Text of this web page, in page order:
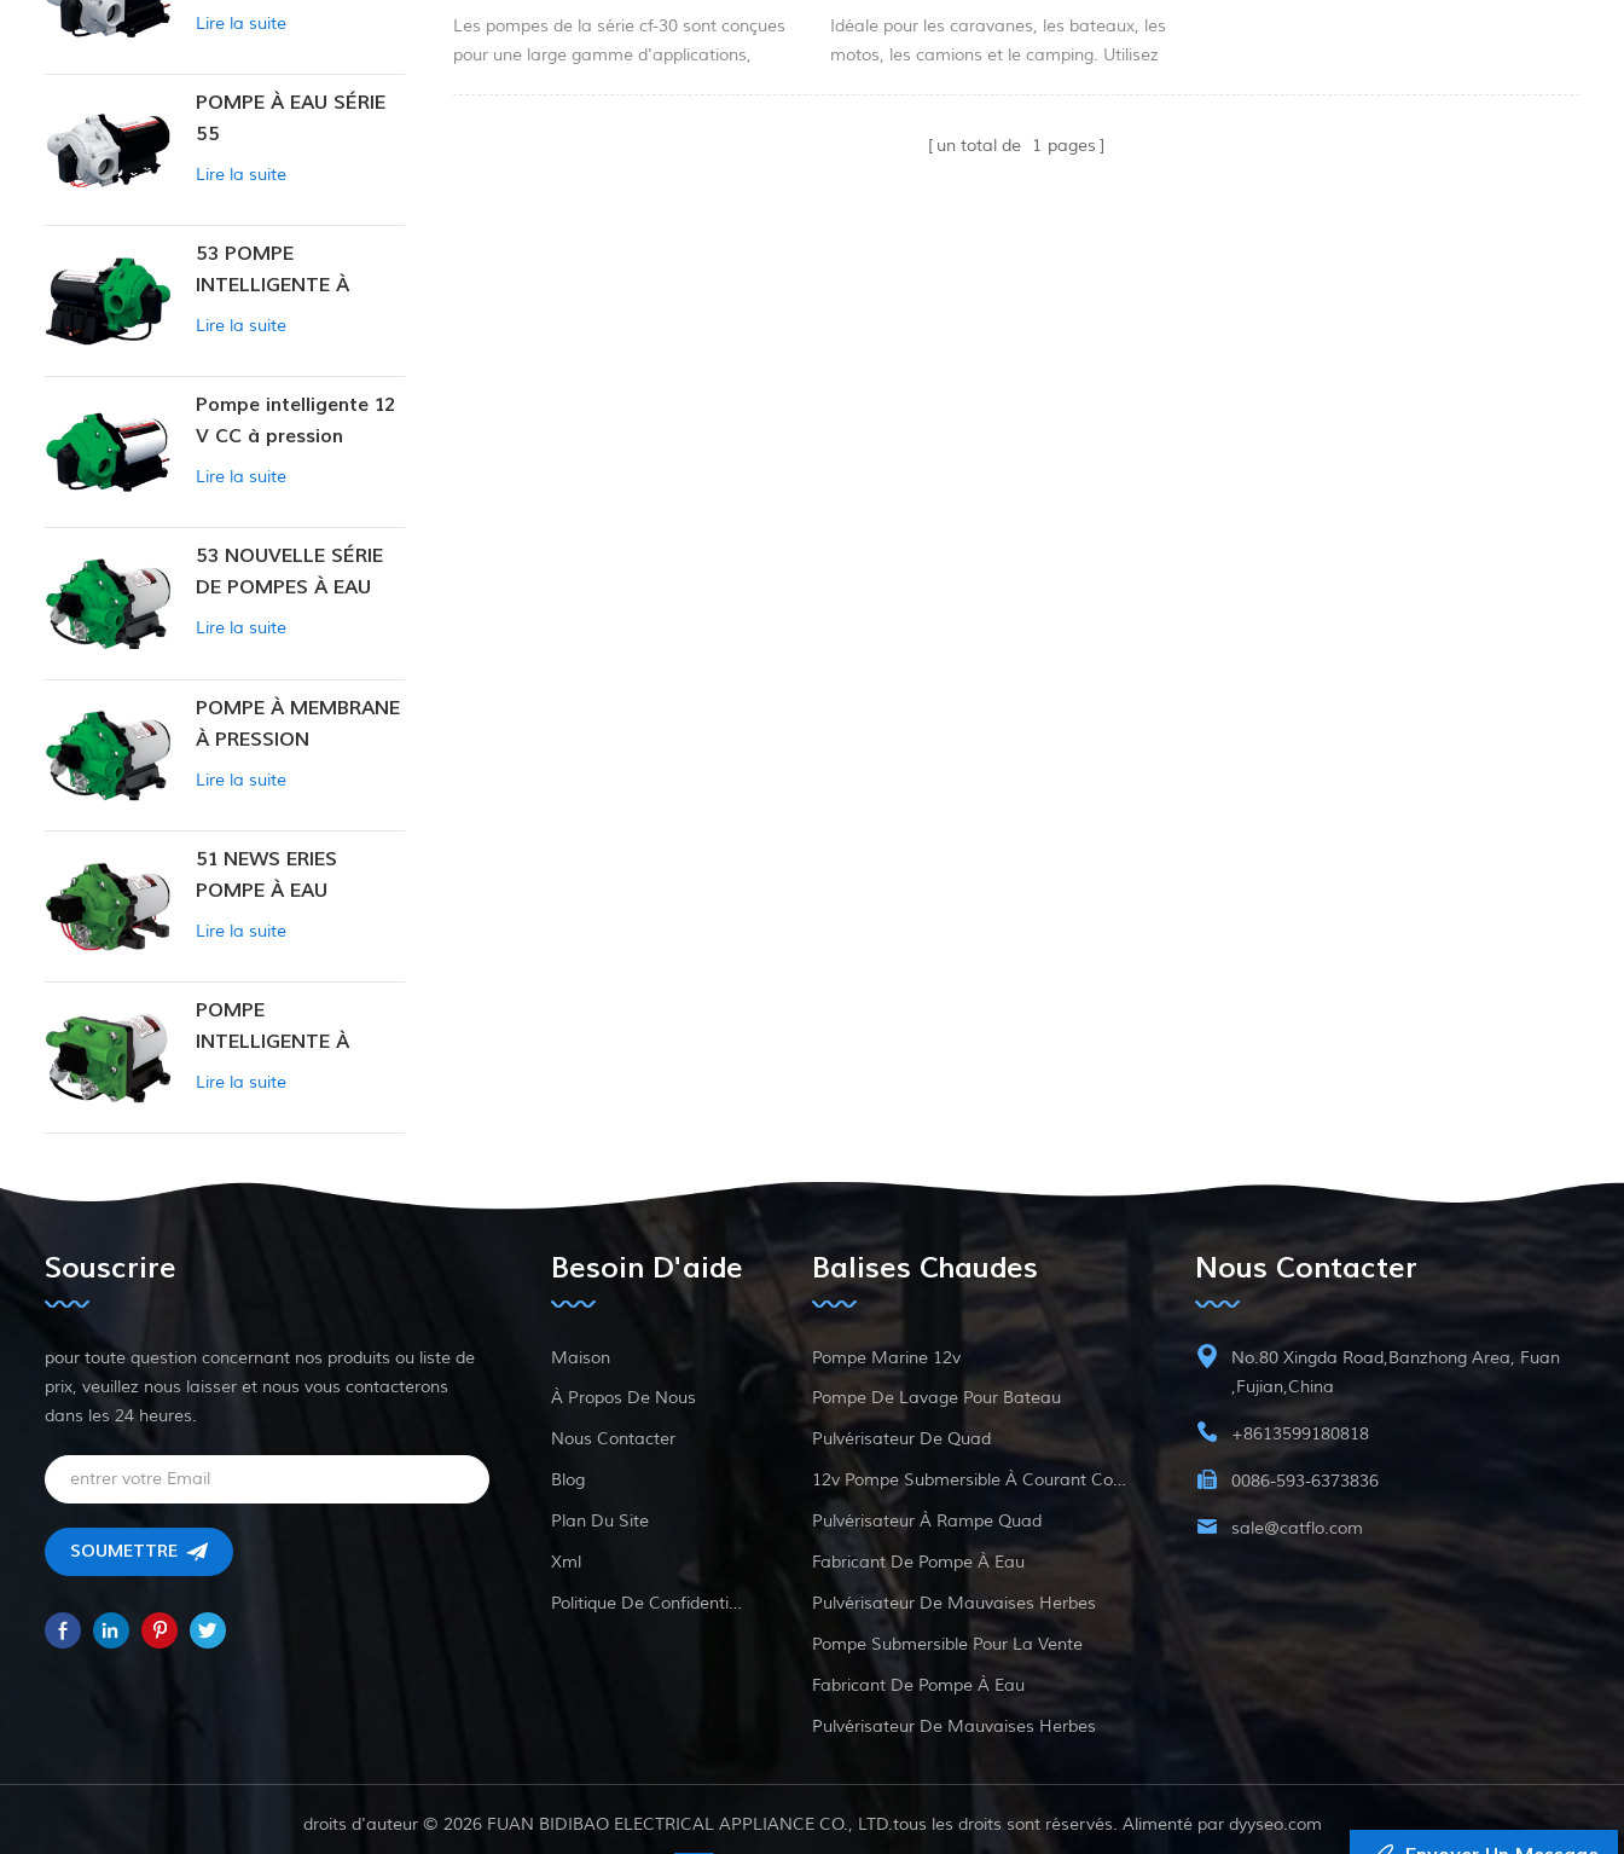
membrane pour camping-car
marin
Les pompes de la série cf-30 sont conçues
pour une large gamme d'applications,
de lavage
Idéale pour les caravanes, les bateaux, les
motos, les camions et le camping. Utilisez
pont, vos toilettes ou votre douche. Ces
un total de 1 pages
intelligente
Lire la suite
POMPE À EAU SÉRIE
55
Lire la suite
53 POMPE
INTELLIGENTE À
PRESSION
Lire la suite
Pompe intelligente 12
V CC à pression
constante 53
Lire la suite
53 NOUVELLE SÉRIE
DE POMPES À EAU
Lire la suite
POMPE À MEMBRANE
À PRESSION
CONSTANTE
Lire la suite
51 NEWS ERIES
POMPE À EAU
Lire la suite
POMPE
INTELLIGENTE À
PRESSION
ZN-42
Lire la suite
Souscrire
pour toute question concernant nos produits ou liste de
prix, veuillez nous laisser et nous vous contacterons
dans les 24 heures.
Besoin D'aide
Maison
À Propos De Nous
Nous Contacter
Blog
Plan Du Site
Xml
Politique De Confidentialité
Balises Chaudes
Pompe Marine 12v
Pompe De Lavage Pour Bateau
Pulvérisateur De Quad
12v Pompe Submersible À Courant Continu
Pulvérisateur À Rampe Quad
Fabricant De Pompe À Eau
Pulvérisateur De Mauvaises Herbes
Pompe Submersible Pour La Vente
Fabricant De Pompe À Eau
Pulvérisateur De Mauvaises Herbes
Nous Contacter
No.80 Xingda Road,Banzhong Area, Fuan
,Fujian,China
+8613599180818
0086-593-6373836
sale@catflo.com
droits d'auteur © 2026 FUAN BIDIBAO ELECTRICAL APPLIANCE CO., LTD.tous les droits sont réservés. Alimenté par dyyseo.com